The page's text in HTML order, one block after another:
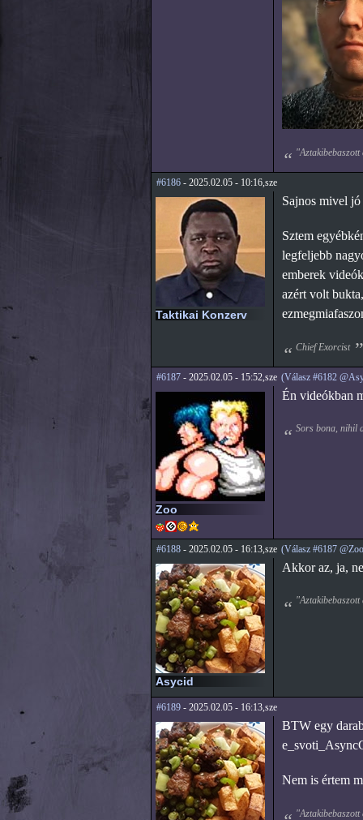
"Aztakibebaszott
#6186- 2025.02.05 - 10:16,sze
Taktikai Konzerv
Sajnos mivel
Sztem
legfeljebb
emberek
azért volt
Chief Exorcist
#6187- 2025.02.05 - 15:52,sze (Válasz #6182
Zoo
Én videókban
Sors bona, nihil
#6188- 2025.02.05 - 16:13,sze (Válasz #6187
Asycid
Akkor az, ja,
"Aztakibebaszott
#6189- 2025.02.05 - 16:13,sze
BTW egy
Nem is értem
"Aztakibebaszott